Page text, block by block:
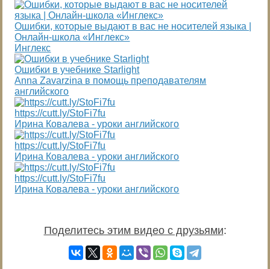
Ошибки, которые выдают в вас не носителей языка |
Онлайн-школа «Инглекс»
Инглекс
Ошибки в учебнике Starlight
Anna Zavarzina в помощь преподавателям
английского
https://cutt.ly/StoFi7fu
Ирина Ковалева - уроки английского
https://cutt.ly/StoFi7fu
Ирина Ковалева - уроки английского
https://cutt.ly/StoFi7fu
Ирина Ковалева - уроки английского
Поделитесь этим видео с друзьями: